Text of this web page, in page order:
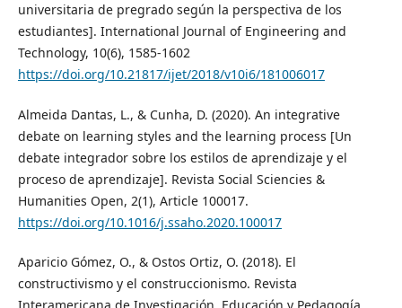
universitaria de pregrado según la perspectiva de los
estudiantes]. International Journal of Engineering and
Technology, 10(6), 1585-1602
https://doi.org/10.21817/ijet/2018/v10i6/181006017
Almeida Dantas, L., & Cunha, D. (2020). An integrative
debate on learning styles and the learning process [Un
debate integrador sobre los estilos de aprendizaje y el
proceso de aprendizaje]. Revista Social Sciencies &
Humanities Open, 2(1), Article 100017.
https://doi.org/10.1016/j.ssaho.2020.100017
Aparicio Gómez, O., & Ostos Ortiz, O. (2018). El
constructivismo y el construccionismo. Revista
Interamericana de Investigación, Educación y Pedagogía,